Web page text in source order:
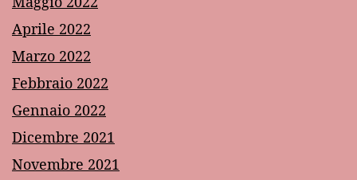
Aprile 2022
Marzo 2022
Febbraio 2022
Gennaio 2022
Dicembre 2021
Novembre 2021